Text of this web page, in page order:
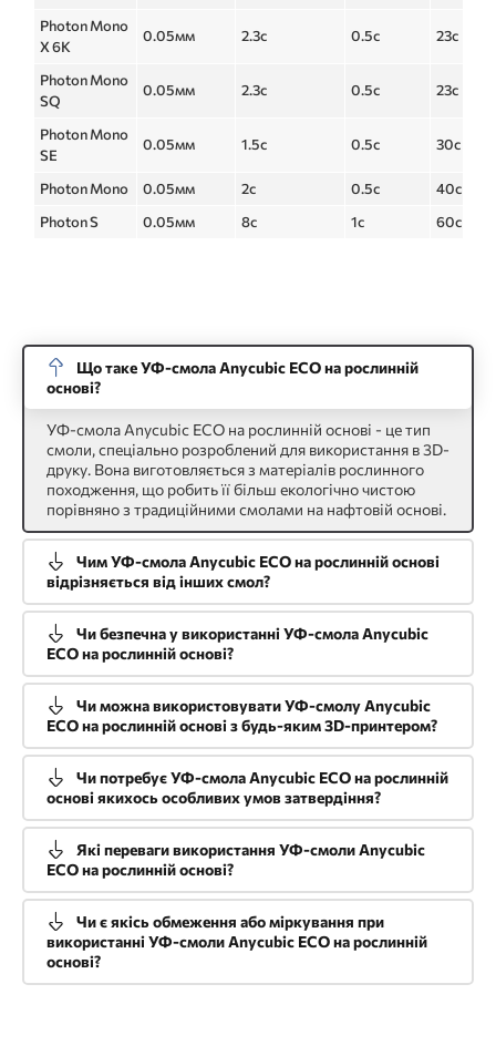
Photon Mono
X 6K
0.05мм 2.3с 0.5с 23с
Photon Mono
SQ
0.05мм 2.3с 0.5с 23с
Photon Mono
SE
0.05мм 1.5с 0.5с 30с
Photon Mono 0.05мм 2с 0.5с
40с
Photon S
0.05мм 8с 1с 60с
Що таке УФ-смола Anycubic ECO на рослинній
основі?
УФ-смола Anycubic ECO на рослинній основі - це тип
смоли, спеціально розроблений для використання в 3D-
друку. Вона виготовляється з матеріалів рослинного
походження, що робить її більш екологічно чистою
порівняно з традиційними смолами на нафтовій основі.
Чим УФ-смола Anycubic ECO на рослинній основі
відрізняється від інших смол?
Чи безпечна у використанні УФ-смола Anycubic
ECO на рослинній основі?
Чи можна використовувати УФ-смолу Anycubic
ECO на рослинній основі з будь-яким 3D-принтером?
Чи потребує УФ-смола Anycubic ECO на рослинній
основі якихось особливих умов затвердіння?
Які переваги використання УФ-смоли Anycubic
ECO на рослинній основі?
Чи є якісь обмеження або міркування при
використанні УФ-смоли Anycubic ECO на рослинній
основі?